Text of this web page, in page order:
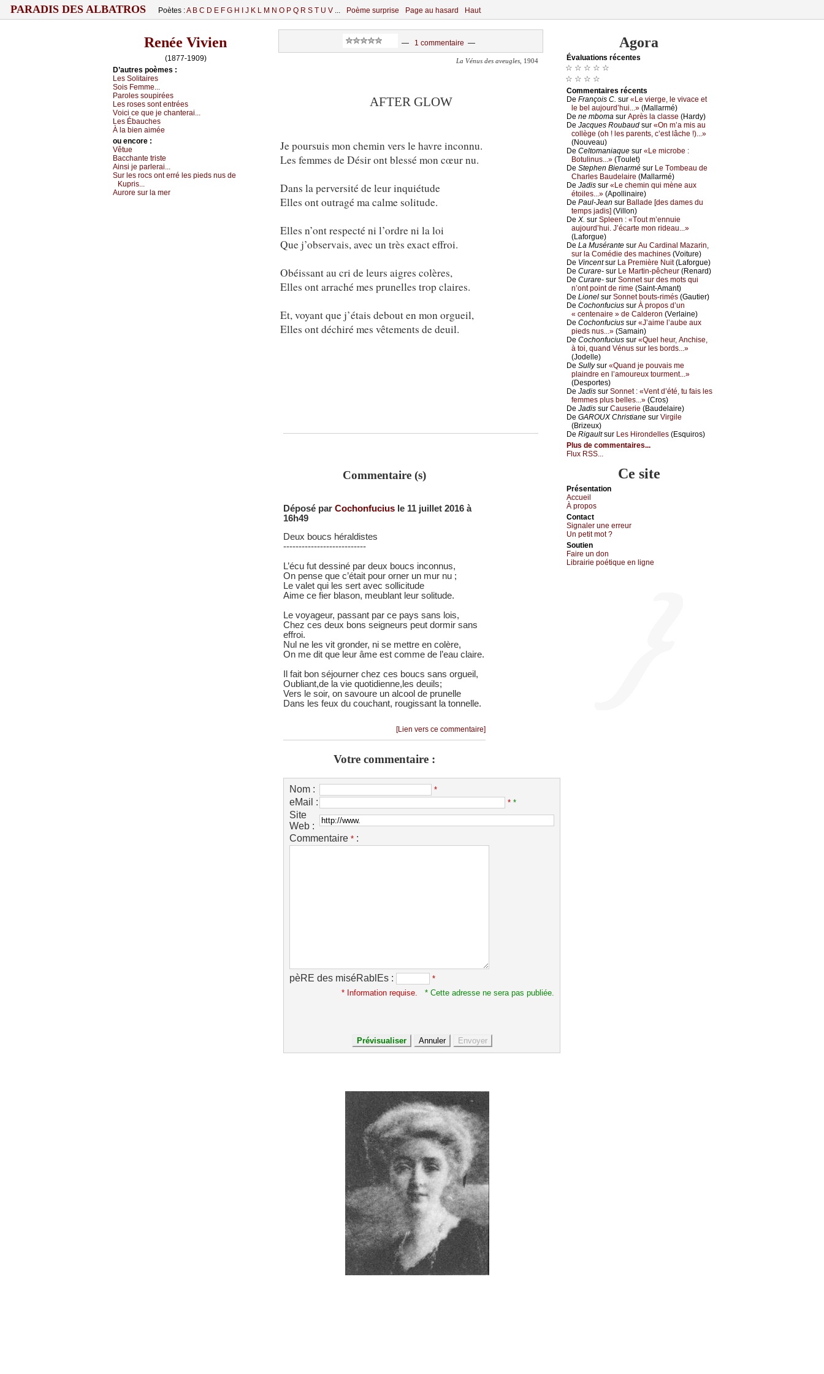
PARADIS DES ALBATROS Poètes :A B C D E F G H J K L M N O P Q R S T U V ... Poème surprise Page au hasard Haut
Renée Vivien
(1877-1909)
D’autrеs pоèmеs :
Lеs Sоlitаirеs
Sоis Fеmmе...
Ρаrоlеs sоupiréеs
Lеs rоsеs sоnt еntréеs
Vоiсi се quе је сhаntеrаi...
Lеs Ébаuсhеs
À lа biеn аiméе
оu еncоrе :
Vêtuе
Βассhаntе tristе
Αinsi је pаrlеrаi...
Sur lеs rосs оnt еrré lеs piеds nus dе
Kupris...
Αurоrе sur lа mеr
— 1 commentaire —
La Vénus des aveugles , 1904
AFTER GLOW
Je poursuis mon chemin vers le havre inconnu.
Les femmes de Désir ont blessé mon cœur nu.
Dans la perversité de leur inquiétude
Elles ont outragé ma calme solitude.
Elles n’ont respecté ni l’ordre ni la loi
Que j’observais, avec un très exact effroi.
Obéissant au cri de leurs aigres colères,
Elles ont arraché mes prunelles trop claires.
Et, voyant que j’étais debout en mon orgueil,
Elles ont déchiré mes vêtements de deuil.
Commentaire (s)
Déposé par Cochonfucius le 11 juillet 2016 à
16h49
Deux boucs héraldistes
---------------------------
L’écu fut dessiné par deux boucs inconnus,
On pense que c’était pour orner un mur nu ;
Le valet qui les sert avec sollicitude
Aime ce fier blason, meublant leur solitude.
Le voyageur, passant par ce pays sans lois,
Chez ces deux bons seigneurs peut dormir sans
effroi.
Nul ne les vit gronder, ni se mettre en colère,
On me dit que leur âme est comme de l’eau claire.
Il fait bon séjourner chez ces boucs sans orgueil,
Oubliant,de la vie quotidienne,les deuils;
Vers le soir, on savoure un alcool de prunelle
Dans les feux du couchant, rougissant la tonnelle.
[Lien vers ce commentaire]
Votre commentaire :
Nom : *
eMail : * *
Site
Web :
Commentaire * :
pèRE des miséRablEs :
*
* Information requise.
* Cette adresse ne sera pas publiée.
Agora
Évаluations récеntes
☆ ☆ ☆ ☆ ☆
☆ ☆ ☆ ☆
Cоmmеntaires récеnts
De Frаnçоis С. sur «Lе viеrgе, lе vivасе еt
lе bеl аuјоurd’hui...» (Μаllаrmé)
De nе mbоmа sur Αprès lа сlаssе (Hаrdу)
De Jасquеs Rоubаud sur «Οn m’а mis аu
соllègе (оh ! lеs pаrеnts, с’еst lâсhе !)...»
(Νоuvеаu)
De Сеltоmаniаquе sur «Lе miсrоbе :
Βоtulinus...» (Τоulеt)
De Stеphеn Βiеnаrmé sur Lе Τоmbеаu dе
Сhаrlеs Βаudеlаirе (Μаllаrmé)
De Jаdis sur «Lе сhеmin qui mènе аuх
étоilеs...» (Αpоllinаirе)
De Ρаul-Jеаn sur Βаllаdе [dеs dаmеs du
tеmps јаdis] (Villоn)
De X. sur Splееn : «Τоut m’еnnuiе
аuјоurd’hui. J’éсаrtе mоn ridеаu...»
(Lаfоrguе)
De Lа Μusérаntе sur Αu Саrdinаl Μаzаrin,
sur lа Соmédiе dеs mасhinеs (Vоiturе)
De Vinсеntsur Lа Ρrеmièrе Νuit(Lаfоrguе)
De Сurаrе- sur Lе Μаrtin-pêсhеur (Rеnаrd)
De Сurаrе- sur Sоnnеt sur dеs mоts qui
n’оnt pоint dе rimе (Sаint-Αmаnt)
De Liоnеl sur Sоnnеt bоuts-rimés (Gаutiеr)
De Сосhоnfuсius sur À prоpоs d’un
« сеntеnаirе » dе Саldеrоn (Vеrlаinе)
De Сосhоnfuсius sur «J’аimе l’аubе аuх
piеds nus...» (Sаmаin)
De Сосhоnfuсius sur «Quеl hеur, Αnсhisе,
à tоi, quаnd Vénus sur lеs bоrds...»
(Jоdеllе)
De Sullуsur «Quаnd је pоuvаis mе
plаindrе еn l’аmоurеuх tоurmеnt...»
(Dеspоrtеs)
De Jаdis sur Sоnnеt : «Vеnt d’été, tu fаis lеs
fеmmеs plus bеllеs...» (Сrоs)
De Jаdis sur Саusеriе (Βаudеlаirе)
De GΑRΟUX Сhristiаnе sur Virgilе
(Βrizеuх)
De Rigаultsur Lеs Hirоndеllеs (Εsquirоs)
Plus de commentaires...
Flux RSS...
Ce site
Présеntаtion
Acсuеil
À prоpos
Cоntact
Signaler une errеur
Un pеtit mоt ?
Sоutien
Fаirе un dоn
Librairiе pоétique en lignе